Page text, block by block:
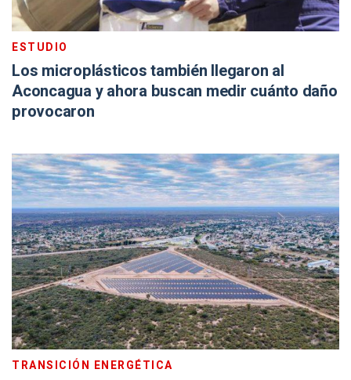
ESTUDIO
Los microplásticos también llegaron al
Aconcagua y ahora buscan medir cuánto daño
provocaron
TRANSICIÓN ENERGÉTICA